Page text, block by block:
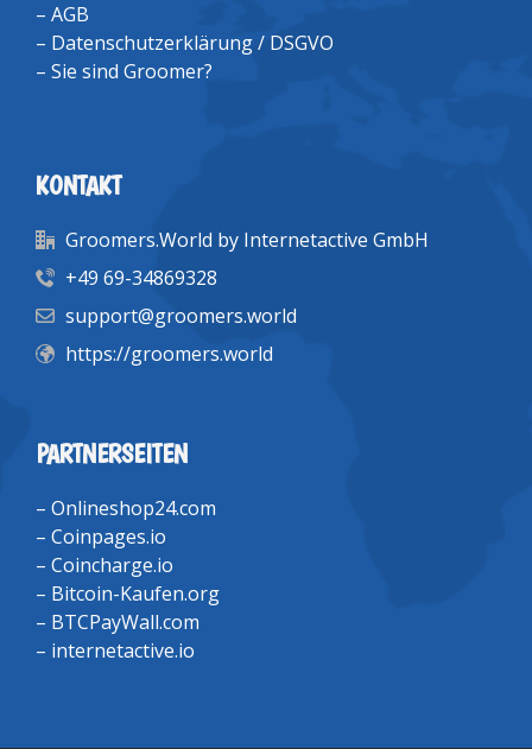
– AGB
– Datenschutzerklärung / DSGVO
– Sie sind Groomer?
KONTAKT
Groomers.World by Internetactive GmbH
+49 69-34869328
support@groomers.world
https://groomers.world
PARTNERSEITEN
– Onlineshop24.com
– Coinpages.io
– Coincharge.io
– Bitcoin-Kaufen.org
– BTCPayWall.com
– internetactive.io